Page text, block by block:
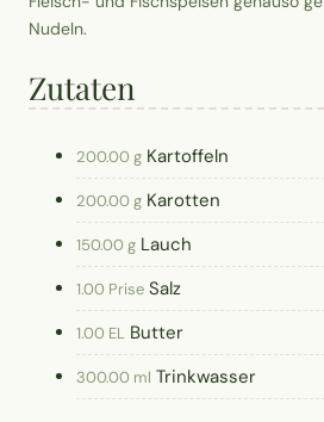
Nudeln.
Zutaten
200.00 g Kartoffeln
200.00 g Karotten
150.00 g Lauch
1.00 Prise Salz
1.00 EL Butter
300.00 ml Trinkwasser